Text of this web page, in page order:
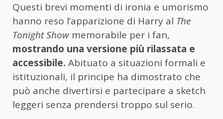
Questi brevi momenti di ironia e umorismo
hanno reso l’apparizione di Harry al The
Tonight Show memorabile per i fan,
mostrando una versione più rilassata e
accessibile. Abituato a situazioni formali e
istituzionali, il principe ha dimostrato che
può anche divertirsi e partecipare a sketch
leggeri senza prendersi troppo sul serio.